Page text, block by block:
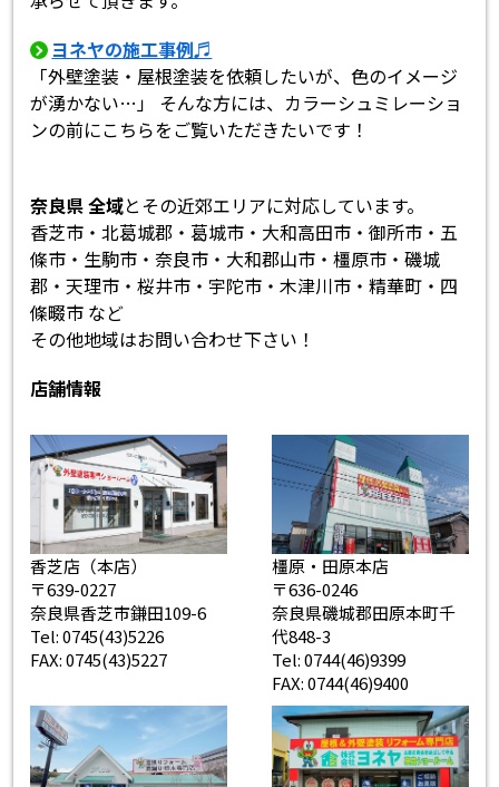
ヨネヤの施工事例♬
「外壁塗装・屋根塗装を依頼したいが、色のイメージ
が湧かない…」 そんな方には、カラーシュミレーショ
ンの前にこちらをご覧いただきたいです！
奈良県 全域とその近郊エリアに対応しています。
香芝市・北葛城郡・葛城市・大和高田市・御所市・五
條市・生駒市・奈良市・大和郡山市・橿原市・磯城
郡・天理市・桜井市・宇陀市・木津川市・精華町・四
條畷市 など
その他地域はお問い合わせ下さい！
店舗情報
香芝店（本店）
〒639-0227
奈良県香芝市鎌田109-6
Tel: 0745(43)5226
FAX: 0745(43)5227
橿原・田原本店
〒636-0246
奈良県磯城郡田原本町千
代848-3
Tel: 0744(46)9399
FAX: 0744(46)9400